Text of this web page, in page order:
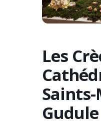
Les
Gudule